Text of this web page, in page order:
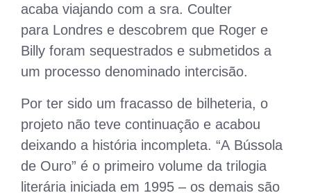
acaba viajando com a sra. Coulter
para Londres e descobrem que Roger e
Billy foram sequestrados e submetidos a
um processo denominado intercisão.
Por ter sido um fracasso de bilheteria, o
projeto não teve continuação e acabou
deixando a história incompleta. “A Bússola
de Ouro” é o primeiro volume da trilogia
literária iniciada em 1995 – os demais são